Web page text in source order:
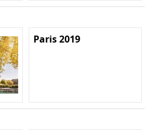
Paris 2019